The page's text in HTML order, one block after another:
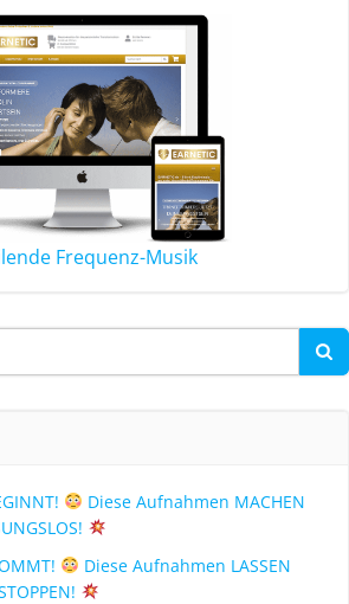
Frequenz-Musik
Diese Aufnahmen MACHEN
Diese Aufnahmen LASSEN